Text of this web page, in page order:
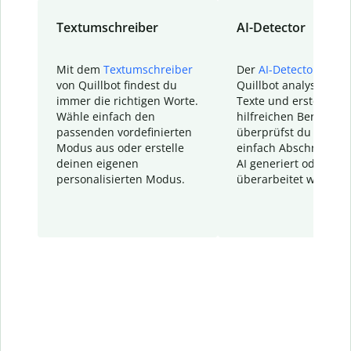
Textumschreiber
Mit dem Textumschreiber
von Quillbot findest du
immer die richtigen Worte.
Wähle einfach den
passenden vordefinierten
Modus aus oder erstelle
deinen eigenen
personalisierten Modus.
AI-Detector
Der AI-Detector
Quillbot analysiert
Texte und erstellt
hilfreichen Bericht.
überprüfst du
einfach Abschnitte,
AI generiert oder
überarbeitet wurden.